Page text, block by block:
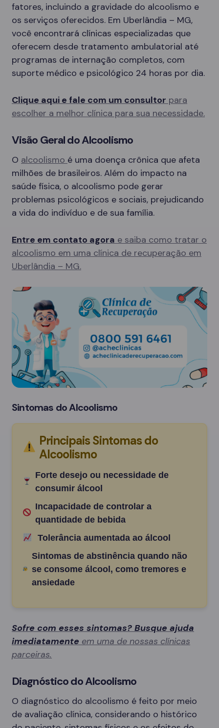
fatores, incluindo a gravidade do alcoolismo e
os serviços oferecidos. Em Uberlândia – MG,
você encontrará clínicas especializadas que
oferecem desde tratamento ambulatorial até
programas de internação completos, com
suporte médico e psicológico 24 horas por dia.
Clique aqui e fale com um consultor para
escolher a melhor clínica para sua necessidade.
Visão Geral do Alcoolismo
O alcoolismo é uma doença crônica que afeta
milhões de brasileiros. Além do impacto na
saúde física, o alcoolismo pode gerar
problemas psicológicos e sociais, prejudicando
a vida do indivíduo e de sua família.
Entre em contato agora e saiba como tratar o
alcoolismo em uma clínica de recuperação em
Uberlândia – MG.
Sintomas do Alcoolismo
Principais Sintomas do
Alcoolismo
Forte desejo ou necessidade de
consumir álcool
Incapacidade de controlar a
quantidade de bebida
Tolerância aumentada ao álcool
Sintomas de abstinência quando não
se consome álcool, como tremores e
ansiedade
Sofre com esses sintomas? Busque ajuda
imediatamente em uma de nossas clínicas
parceiras.
Diagnóstico do Alcoolismo
O diagnóstico do alcoolismo é feito por meio
de avaliação clínica, considerando o histórico